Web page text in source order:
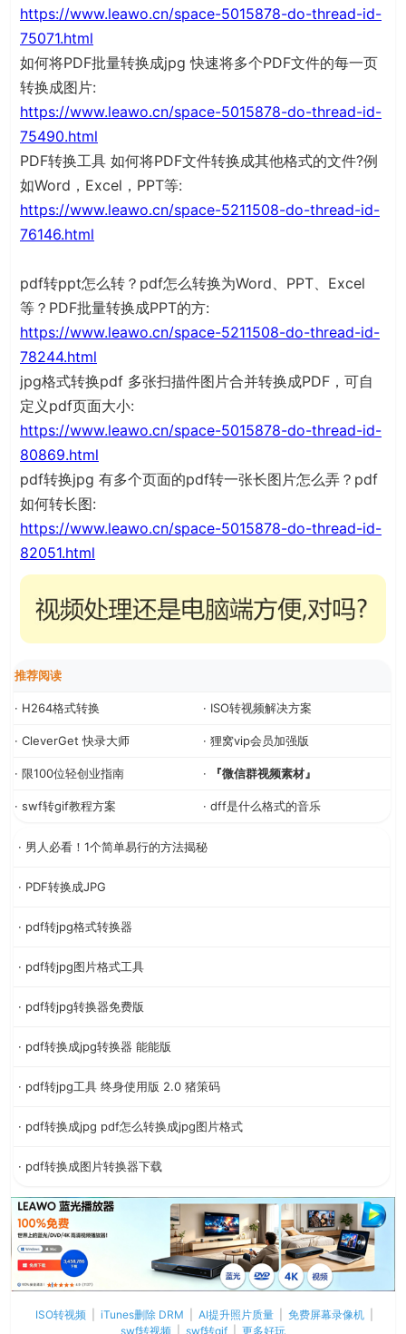
https://www.leawo.cn/space-5015878-do-thread-id-
75071.html
如何将PDF批量转换成jpg 快速将多个PDF文件的每一页
转换成图片:
https://www.leawo.cn/space-5015878-do-thread-id-
75490.html
PDF转换工具 如何将PDF文件转换成其他格式的文件?例
如Word，Excel，PPT等:
https://www.leawo.cn/space-5211508-do-thread-id-
76146.html
pdf转ppt怎么转？pdf怎么转换为Word、PPT、Excel
等？PDF批量转换成PPT的方:
https://www.leawo.cn/space-5211508-do-thread-id-
78244.html
jpg格式转换pdf 多张扫描件图片合并转换成PDF，可自
定义pdf页面大小:
https://www.leawo.cn/space-5015878-do-thread-id-
80869.html
pdf转换jpg 有多个页面的pdf转一张长图片怎么弄？pdf
如何转长图:
https://www.leawo.cn/space-5015878-do-thread-id-
82051.html
推荐阅读
· H264格式转换 · ISO转视频解决方案
· CleverGet 快录大师 · 狸窝vip会员加强版
· 限100位轻创业指南 · 『微信群视频素材』
· swf转gif教程方案 · dff是什么格式的音乐
· 男人必看！1个简单易行的方法揭秘
· PDF转换成JPG
· pdf转jpg格式转换器
· pdf转jpg图片格式工具
· pdf转jpg转换器免费版
· pdf转换成jpg转换器 能能版
· pdf转jpg工具 终身使用版 2.0 猪策码
· pdf转换成jpg pdf怎么转换成jpg图片格式
· pdf转换成图片转换器下载
ISO转视频 iTunes删除 DRM AI提升照片质量 免费屏幕录像机
swf转视频
swf转gif 更多好玩